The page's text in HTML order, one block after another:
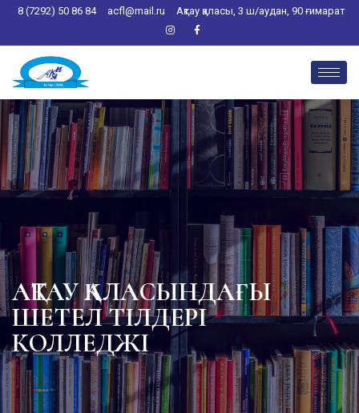
8 (7292) 50 86 84 acfl@mail.ru Ақтау қаласы, 3 ш/аудан, 90 ғимарат
АҚТАУ ҚАЛАСЫНДАҒЫ
ШЕТЕЛ ТІЛДЕРІ
КОЛЛЕДЖІ